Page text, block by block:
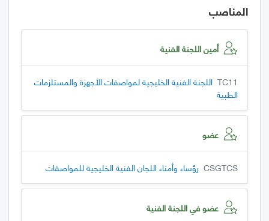
المناصب
أمين اللجنة الفنية
TC11 اللجنة الفنية الخليجية لمواصفات الأجهزة والمستلزمات
الطبية
عضو
CSGTCS رؤساء وأمناء اللجان الفنية الخليجية للمواصفات
عضو في اللجنة الفنية